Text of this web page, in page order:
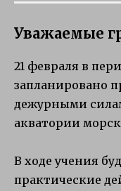
Уважаемые
21 февраля в
запланировано
дежурными
акватории
В ходе учения
практические